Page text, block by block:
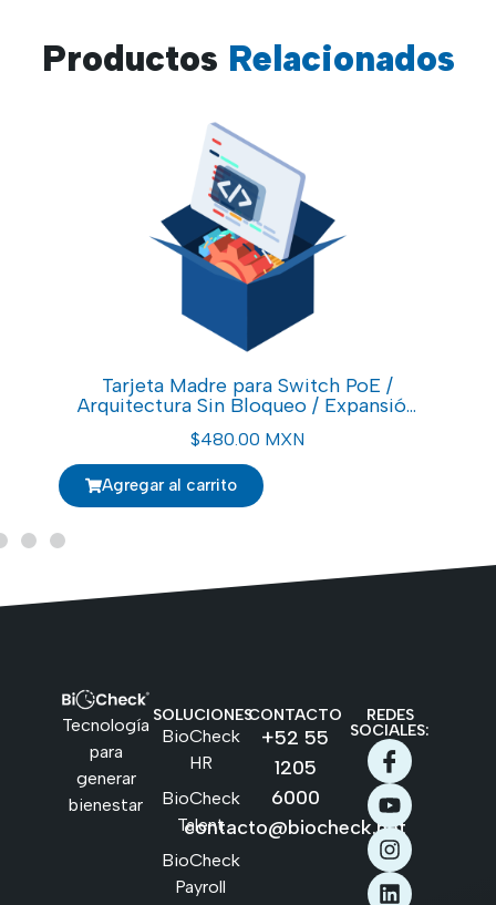
Productos Relacionados
Tarjeta Madre para Switch PoE /
Arquitectura Sin Bloqueo / Expansión
Alimentación Redundante
$480.00 MXN
Agregar al carrito
Tecnología
para
generar
bienestar
SOLUCIONES
BioCheck
HR
BioCheck
Talent
BioCheck
Payroll
CONTACTO
+52 55
1205
6000
contacto@biocheck.net
REDES
SOCIALES: